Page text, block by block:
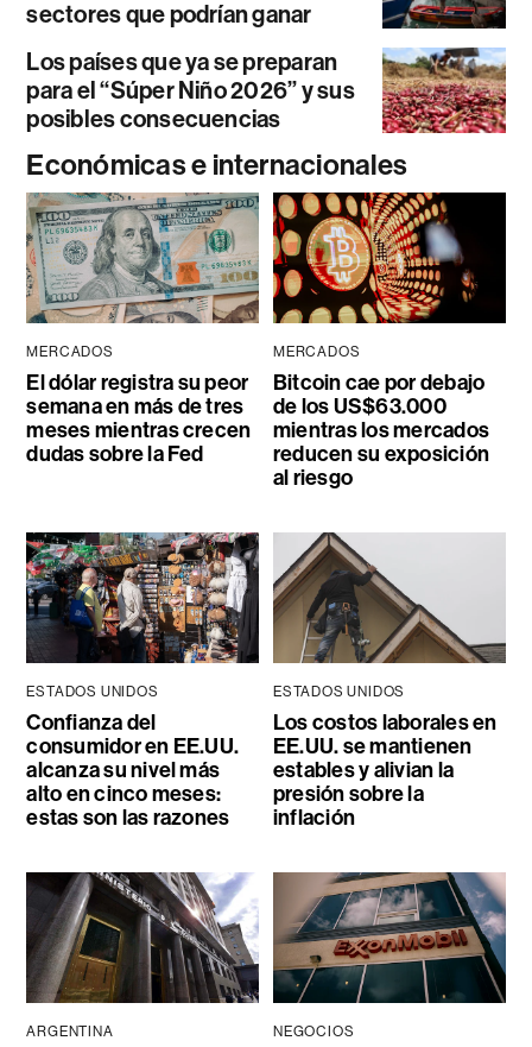
sectores que podrían ganar
Los países que ya se preparan
para el “Súper Niño 2026” y sus
posibles consecuencias
Económicas e internacionales
MERCADOS
El dólar registra su peor
semana en más de tres
meses mientras crecen
dudas sobre la Fed
MERCADOS
Bitcoin cae por debajo
de los US$63.000
mientras los mercados
reducen su exposición
al riesgo
ESTADOS UNIDOS
Confianza del
consumidor en EE.UU.
alcanza su nivel más
alto en cinco meses:
estas son las razones
ESTADOS UNIDOS
Los costos laborales en
EE.UU. se mantienen
estables y alivian la
presión sobre la
inflación
ARGENTINA NEGOCIOS